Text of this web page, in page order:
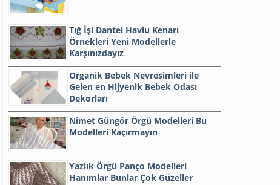
Tığ İşi Dantel Havlu Kenarı
Örnekleri Yeni Modellerle
Karşınızdayız
Organik Bebek Nevresimleri ile
Gelen en Hijyenik Bebek Odası
Dekorları
Nimet Güngör Örgü Modelleri Bu
Modelleri Kaçırmayın
Yazlık Örgü Panço Modelleri
Hanımlar Bunlar Çok Güzeller